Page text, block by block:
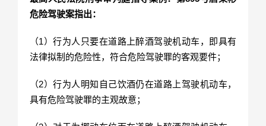
危险驾驶案指出：
（1）行为人只要在道路上醉酒驾驶机动车，即具有
法律拟制的危险性，符合危险驾驶罪的客观要件；
（2）行为人明知自己饮酒仍在道路上驾驶机动车，
具有危险驾驶罪的主观故意；